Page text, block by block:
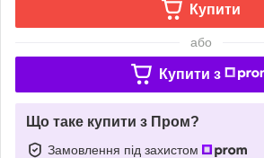
Купити
або
Купити з
Що таке купити з Пром?
Замовлення під захистом